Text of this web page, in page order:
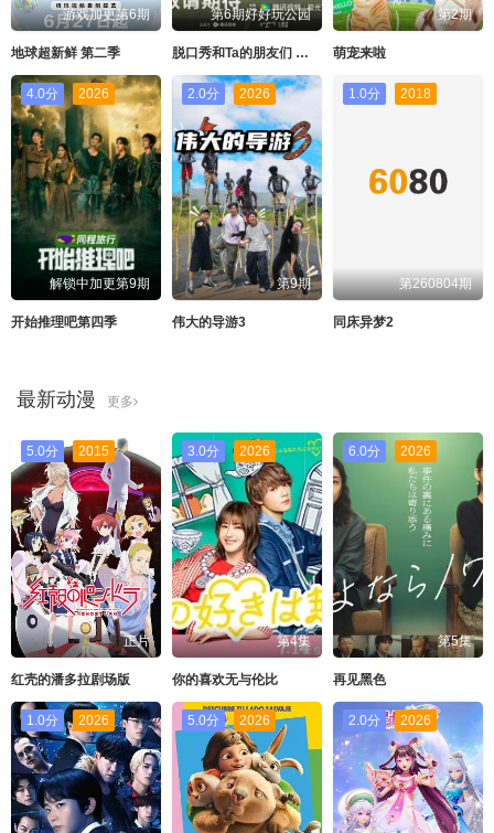
游戏加更第6期
地球超新鲜 第二季
第6期好好玩公园
脱口秀和Ta的朋友们 第三季
第2期
萌宠来啦
4.0分 2026
解锁中加更第9期
开始推理吧第四季
2.0分 2026
第9期
伟大的导游3
1.0分 2018
第260804期
同床异梦2
最新动漫 更多
5.0分 2015
正片
红壳的潘多拉剧场版
3.0分 2026
第4集
你的喜欢无与伦比
6.0分 2026
第5集
再见黑色
1.0分 2026 5.0分 2026 2.0分 2026